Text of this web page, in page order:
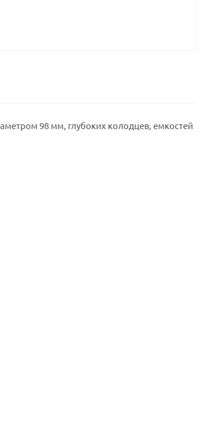
98 мм, глубоких колодцев, емкостей